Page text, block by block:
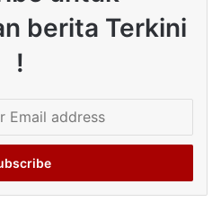
berita Terkini
!